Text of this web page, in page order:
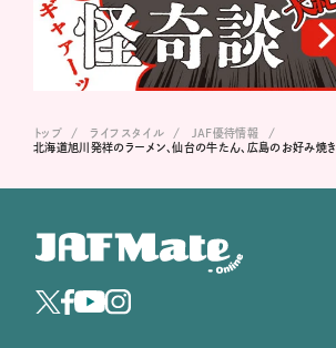
トップ ライフスタイル
JAF優待情報